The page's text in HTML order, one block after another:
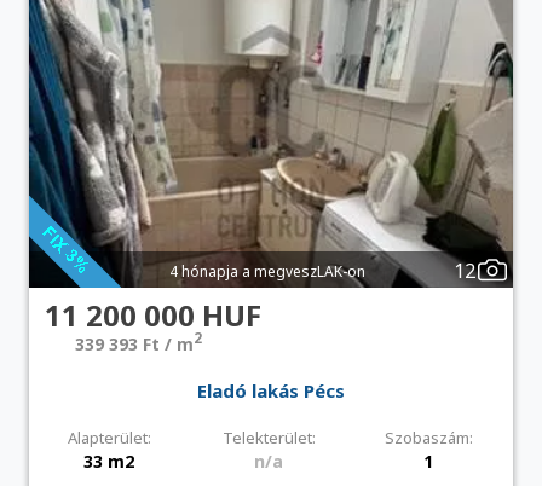
4 hónapja a megveszLAK-on 12
11 200 000 HUF
339 393 Ft / m2
Eladó lakás Pécs
Alapterület: Telekterület: Szobaszám:
33 m2 n/a 1